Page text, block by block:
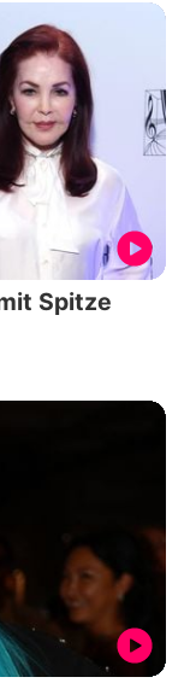
Spitze